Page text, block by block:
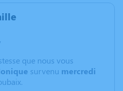
que nous vous
survenu mercredi